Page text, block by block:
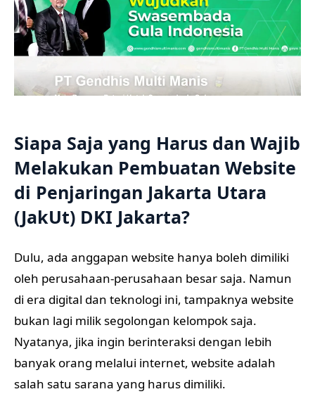
Siapa Saja yang Harus dan Wajib
Melakukan Pembuatan Website
di Penjaringan Jakarta Utara
(JakUt) DKI Jakarta?
Dulu, ada anggapan website hanya boleh dimiliki
oleh perusahaan-perusahaan besar saja. Namun
di era digital dan teknologi ini, tampaknya website
bukan lagi milik segolongan kelompok saja.
Nyatanya, jika ingin berinteraksi dengan lebih
banyak orang melalui internet, website adalah
salah satu sarana yang harus dimiliki.